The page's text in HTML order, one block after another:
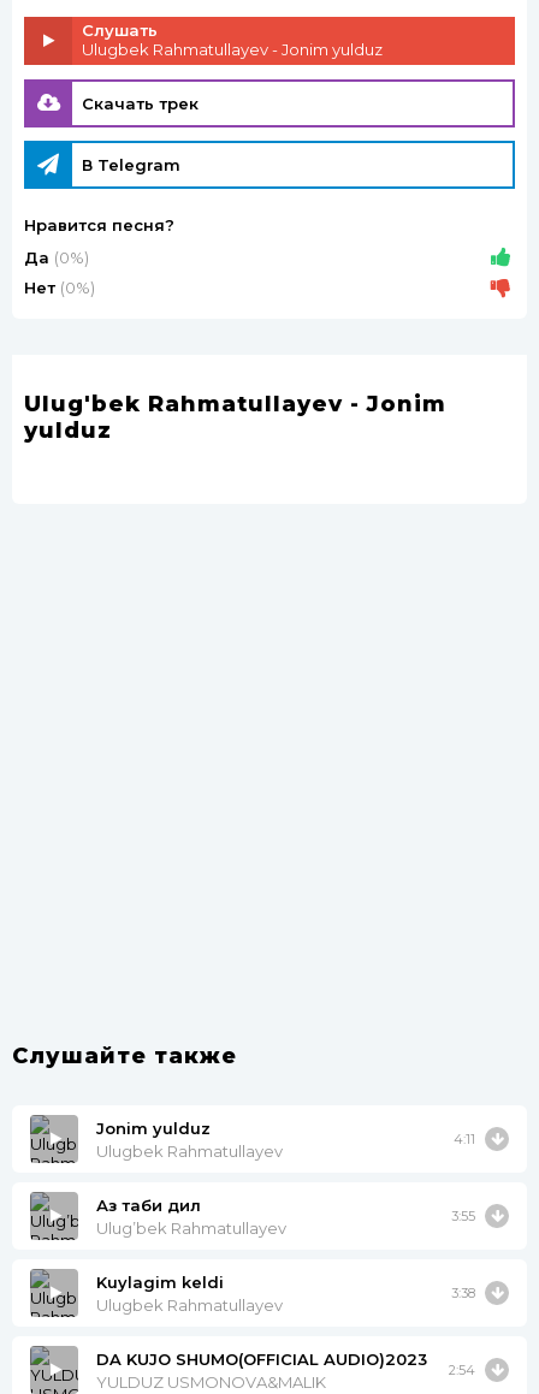
Слушать
Ulugbek Rahmatullayev - Jonim yulduz
Скачать трек
В Telegram
Нравится песня?
Да (0%)
Нет (0%)
Ulug'bek Rahmatullayev - Jonim
yulduz
Слушайте также
Jonim yulduz
Ulugbek Rahmatullayev
4:11
Аз таби дил
Ulug’bek Rahmatullayev
3:55
Kuylagim keldi
Ulugbek Rahmatullayev
3:38
DA KUJO SHUMO(OFFICIAL AUDIO)2023
YULDUZ USMONOVA&MALIK
2:54